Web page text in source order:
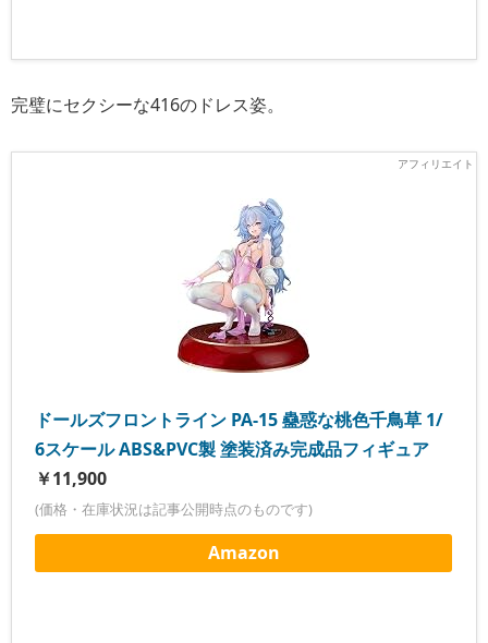
完璧にセクシーな416のドレス姿。
ドールズフロントライン PA-15 蠱惑な桃色千鳥草 1/
6スケール ABS&PVC製 塗装済み完成品フィギュア
￥11,900
(価格・在庫状況は記事公開時点のものです)
Amazon